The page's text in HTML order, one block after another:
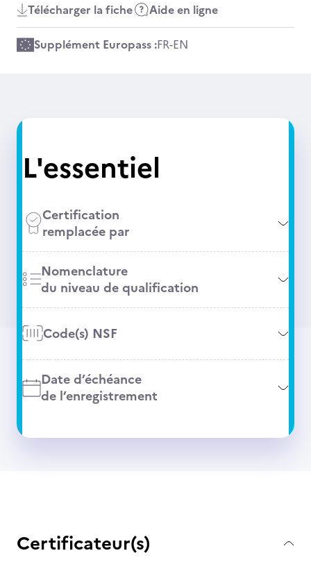
Télécharger la fiche Aide en ligne
Supplément Europass :FR-EN
L'essentiel
Certification
remplacée par
Nomenclature
du niveau de qualification
Code(s) NSF
Date d’échéance
de l’enregistrement
Certificateur(s)